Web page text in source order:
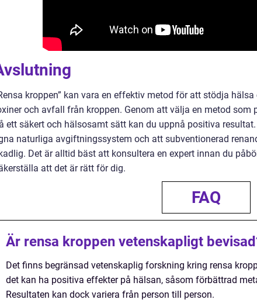
kroppen” kan vara en effektiv metod för att stödja
och avfall från kroppen. Genom att välja en metod som
ett säkert och hälsosamt sätt kan du uppnå positiva
naturliga avgiftningssystem och att subventionerad
Det är alltid bäst att konsultera en expert innan du
att det är rätt för dig.
FAQ
Är rensa kroppen vetenskapligt
Det finns begränsad vetenskaplig forskning kring rensa
det kan ha positiva effekter på hälsan, såsom förbättrad
Resultaten kan dock variera från person till person.